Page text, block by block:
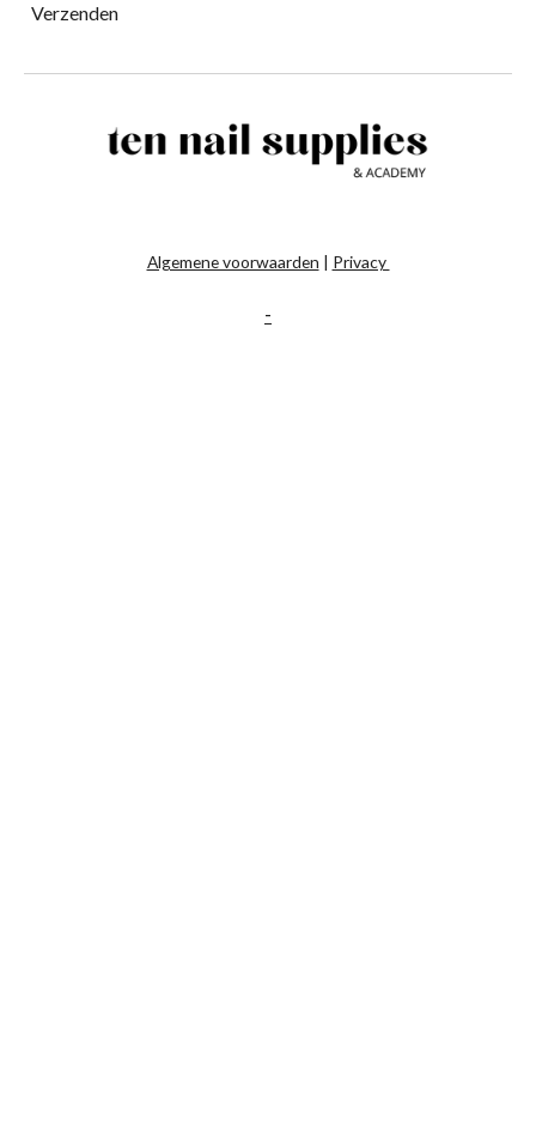
Verzenden
Algemene voorwaarden | Privacy
-